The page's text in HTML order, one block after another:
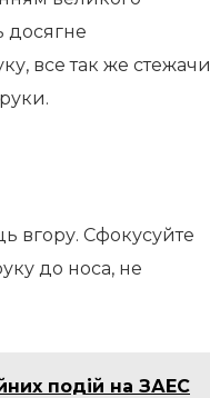
досягне
все так же стежачи
вгору. Сфокусуйте
до носа, не
подій на ЗАЕС